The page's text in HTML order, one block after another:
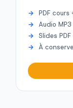
PDF cours
Audio
Slides PDF
À